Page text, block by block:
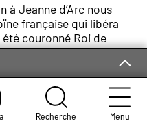
Recherche Menu
Jeanne d’Arc nous
française qui libéra
été couronné Roi de
de Reims, après lui
généralement,
de l’occupation des
Ans.
par les Bourguignons